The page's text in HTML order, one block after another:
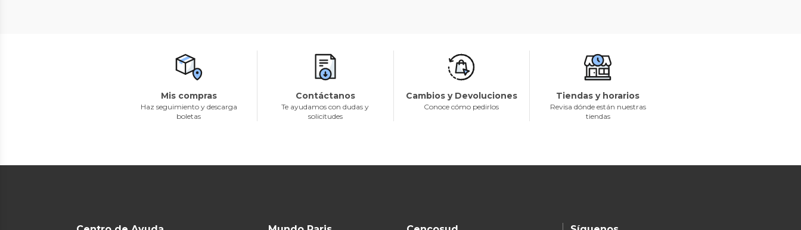
Mis compras
Haz seguimiento y descarga
boletas
Contáctanos
Te ayudamos con dudas y
solicitudes
Cambios y Devoluciones
Conoce cómo pedirlos
Tiendas y horarios
Revisa dónde están nuestras
tiendas